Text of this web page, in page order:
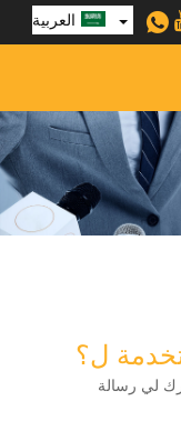
العربية
ل؟
لي رسالة